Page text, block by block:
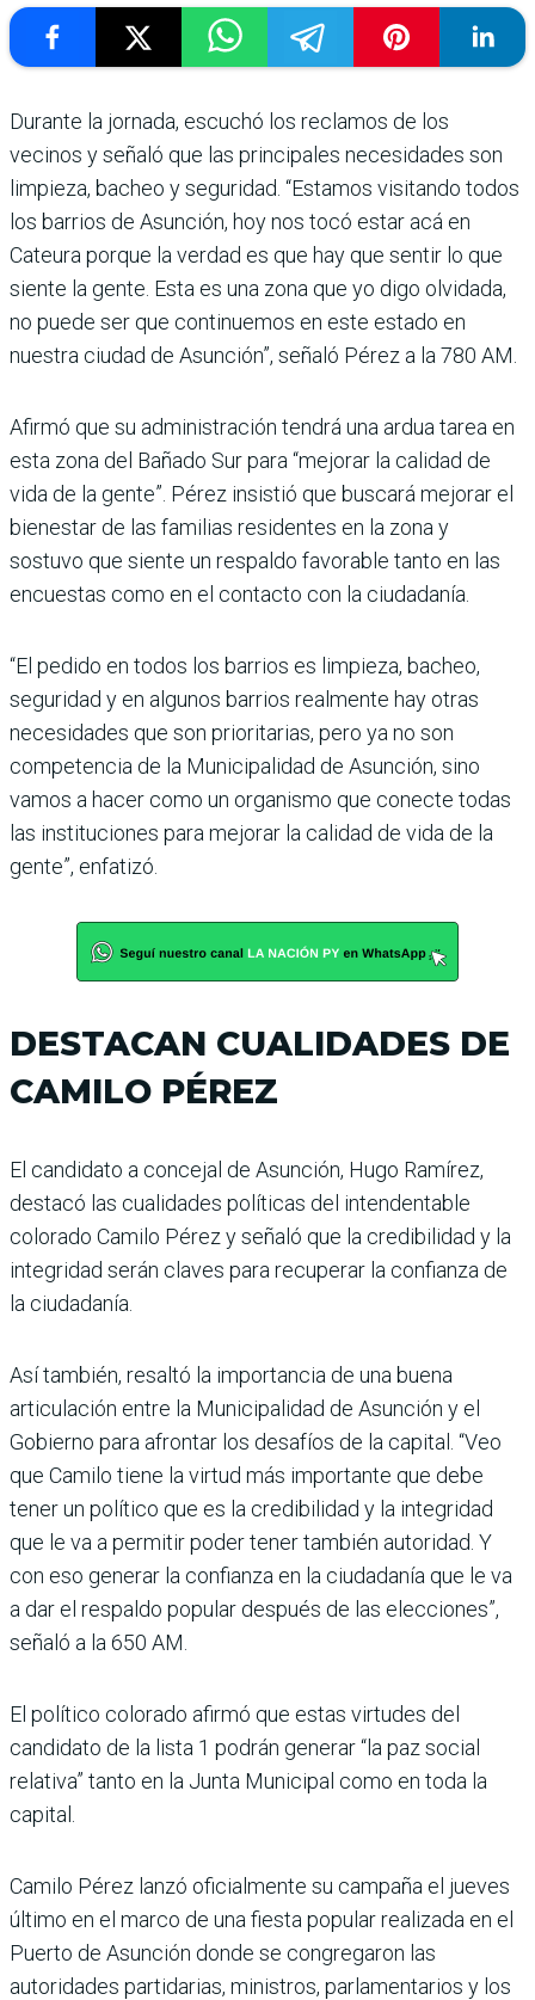
Durante la jornada, escuchó los reclamos de los
vecinos y señaló que las principales necesidades son
limpieza, bacheo y seguridad. “Estamos visitando todos
los barrios de Asunción, hoy nos tocó estar acá en
Cateura porque la verdad es que hay que sentir lo que
siente la gente. Esta es una zona que yo digo olvidada,
no puede ser que continuemos en este estado en
nuestra ciudad de Asunción”, señaló Pérez a la 780 AM.
Afirmó que su administración tendrá una ardua tarea en
esta zona del Bañado Sur para “mejorar la calidad de
vida de la gente”. Pérez insistió que buscará mejorar el
bienestar de las familias residentes en la zona y
sostuvo que siente un respaldo favorable tanto en las
encuestas como en el contacto con la ciudadanía.
“El pedido en todos los barrios es limpieza, bacheo,
seguridad y en algunos barrios realmente hay otras
necesidades que son prioritarias, pero ya no son
competencia de la Municipalidad de Asunción, sino
vamos a hacer como un organismo que conecte todas
las instituciones para mejorar la calidad de vida de la
gente”, enfatizó.
DESTACAN CUALIDADES DE
CAMILO PÉREZ
El candidato a concejal de Asunción, Hugo Ramírez,
destacó las cualidades políticas del intendentable
colorado Camilo Pérez y señaló que la credibilidad y la
integridad serán claves para recuperar la confianza de
la ciudadanía.
Así también, resaltó la importancia de una buena
articulación entre la Municipalidad de Asunción y el
Gobierno para afrontar los desafíos de la capital. “Veo
que Camilo tiene la virtud más importante que debe
tener un político que es la credibilidad y la integridad
que le va a permitir poder tener también autoridad. Y
con eso generar la confianza en la ciudadanía que le va
a dar el respaldo popular después de las elecciones”,
señaló a la 650 AM.
El político colorado afirmó que estas virtudes del
candidato de la lista 1 podrán generar “la paz social
relativa” tanto en la Junta Municipal como en toda la
capital.
Camilo Pérez lanzó oficialmente su campaña el jueves
último en el marco de una fiesta popular realizada en el
Puerto de Asunción donde se congregaron las
autoridades partidarias, ministros, parlamentarios y los